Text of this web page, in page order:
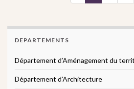
DEPARTEMENTS
Département d’Aménagement du
Département d’Architecture